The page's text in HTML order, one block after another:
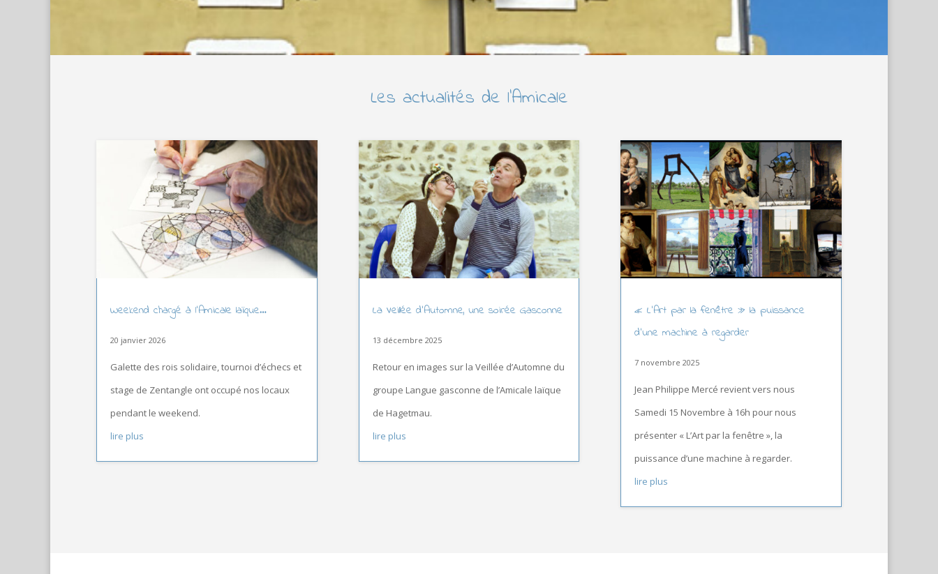
Les actualités de l’Amicale
Weekend chargé à l’Amicale laïque…
20 janvier 2026
Galette des rois solidaire, tournoi d’échecs et
stage de Zentangle ont occupé nos locaux
pendant le weekend.
lire plus
La Veillée d’Automne, une soirée Gasconne
13 décembre 2025
Retour en images sur la Veillée d’Automne du
groupe Langue gasconne de l’Amicale laïque
de Hagetmau.
lire plus
« L’Art par la fenêtre » la puissance
d’une machine à regarder
7 novembre 2025
Jean Philippe Mercé revient vers nous
Samedi 15 Novembre à 16h pour nous
présenter « L’Art par la fenêtre », la
puissance d’une machine à regarder.
lire plus